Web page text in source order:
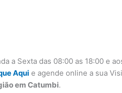
a Sexta das 08:00 as 18:00 e
Aqui e agende online a sua
em Catumbi.